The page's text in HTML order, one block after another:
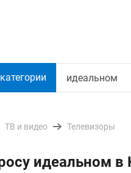
ТВ и видео Телевизоры
идеальном в